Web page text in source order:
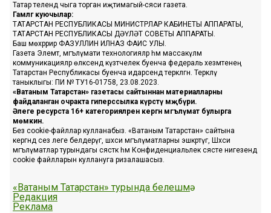
Татар телендә чыга торган иҗтимагый-сәяси газета.
Гамәлгә куючылар:
ТАТАРСТАН РЕСПУБЛИКАСЫ МИНИСТРЛАР КАБИНЕТЫ АППАРАТЫ,
ТАТАРСТАН РЕСПУБЛИКАСЫ ДӘҮЛӘТ СОВЕТЫ АППАРАТЫ.
Баш мөхәррир ФАЗУЛЛИН ИЛНАЗ ФАИС УЛЫ.
Газета Элемтә, мәгълүмати технологияләр һәм массакүләм
коммуникацияләр өлкәсендә күзәтчелек буенча федераль хезмәтенең
Татарстан Республикасы буенча идарәсендә теркәлгән. Теркәлү
таныклыгы: ПИ № ТУ16-01758, 23.08.2023.
«Ватаным Татарстан» газетасы сайтыннан материалларны
файдаланган очракта гиперссылка күрсәтү мәҗбүри.
Әлеге ресурста 16+ категорияләренә кергән мәгълүмат булырга
мөмкин.
Без cookie-файллар кулланабыз. «Ватаным Татарстан» сайтына
кергәндә сез әлеге белдерүгә, шәхси мәгълүматларны эшкәртүгә, Шәхси
мәгълүматлар турындагы сәясәткә һәм Конфиденциальлек сәясәте нигезендә
cookie файлларын куллануга ризалашасыз.
«Ватаным Татарстан» турында белешмә
Редакция
Реклама